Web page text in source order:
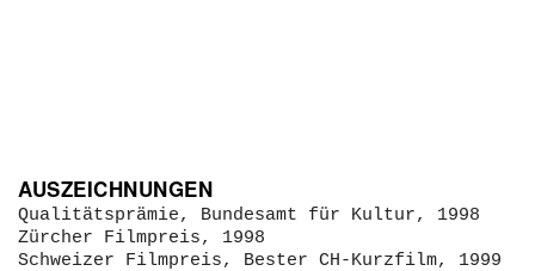
AUSZEICHNUNGEN
Qualitätsprämie, Bundesamt für Kultur, 1998
Zürcher Filmpreis, 1998
Schweizer Filmpreis, Bester CH-Kurzfilm, 1999